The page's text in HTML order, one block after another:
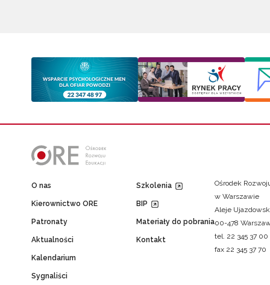
O nas
Kierownictwo ORE
Patronaty
Aktualności
Kalendarium
Sygnaliści
Szkolenia
BIP
Materiały do pobrania
Kontakt
Ośrodek
w Warszawie
Aleje
00-478
tel. 22 345 37 00
fax 22 345 37 70